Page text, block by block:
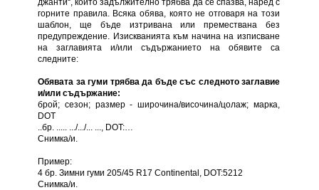
джанти“, който задължително трябва да се спазва, наред с
горните правила. Всяка обява, която не отговаря на този
шаблон, ще бъде изтривана или премествана без
предупреждение. Изискванията към начина на изписване
на заглавията и/или съдържанието на обявите са
следните:
Обявата за гуми трябва да бъде със следното заглавие
и/или съдържание:
брой; сезон; размер - широчина/височина/цолаж; марка,
DOT
..бр. ..... .../.../... ..., DOT:…
Снимка/и.
Пример:
4 бр. Зимни гуми 205/45 R17 Continental, DOT:5212
Снимка/и.